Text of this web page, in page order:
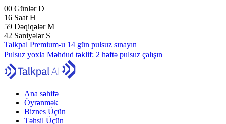
00 GünlərD
16 Saat H
59 DəqiqələrM
41 Saniyələr S
Talkpal Premium-u 14 gün pulsuz sınayın
Pulsuz yoxla Məhdud təklif: 2 həftə pulsuz çalışın
Ana səhifə
Öyrənmək
Biznes Üçün
Təhsil Üçün